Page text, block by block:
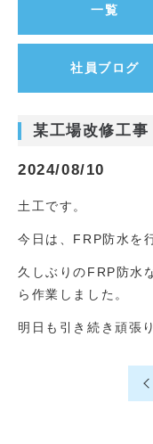
一覧
社員ブログ
某工場改修工事
2024/08/10
土工です。
今日は、FRP防水を
久しぶりのFRP防水
ら作業しました。
明日も引き続き頑張